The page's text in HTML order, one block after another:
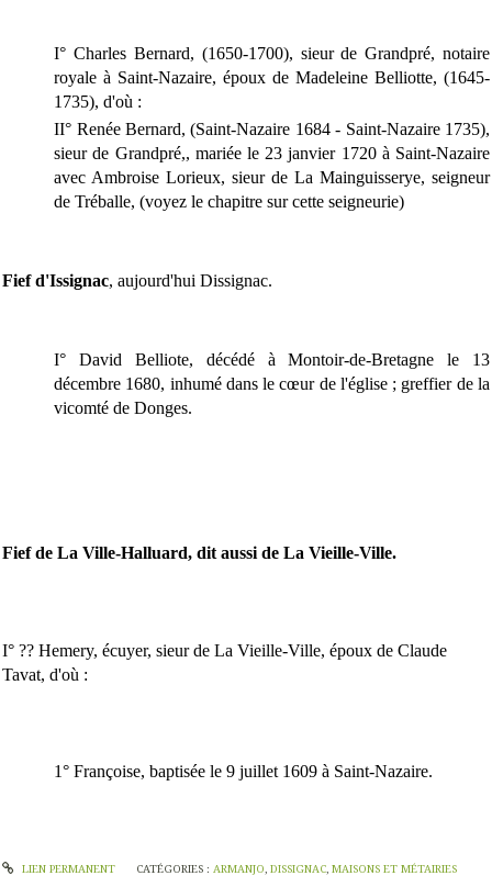
I° Charles Bernard, (1650-1700), sieur de Grandpré, notaire
royale à Saint-Nazaire, époux de Madeleine Belliotte, (1645-
1735), d'où :
II° Renée Bernard, (Saint-Nazaire 1684 - Saint-Nazaire 1735),
sieur de Grandpré,, mariée le 23 janvier 1720 à Saint-Nazaire
avec Ambroise Lorieux, sieur de La Mainguisserye, seigneur
de Tréballe, (voyez le chapitre sur cette seigneurie)
Fief d'Issignac, aujourd'hui Dissignac.
I° David Belliote, décédé à Montoir-de-Bretagne le 13
décembre 1680, inhumé dans le cœur de l'église ; greffier de la
vicomté de Donges.
Fief de La Ville-Halluard, dit aussi de La Vieille-Ville.
I° ?? Hemery, écuyer, sieur de La Vieille-Ville, époux de Claude
Tavat, d'où :
1° Françoise, baptisée le 9 juillet 1609 à Saint-Nazaire.
LIEN PERMANENT CATÉGORIES : ARMANJO, DISSIGNAC, MAISONS ET MÉTAIRIES